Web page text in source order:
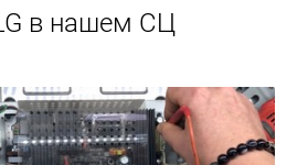
в нашем СЦ